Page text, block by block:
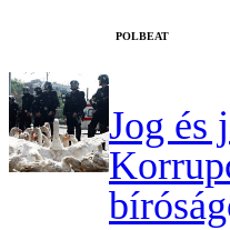
‎POLBEAT
Jog és